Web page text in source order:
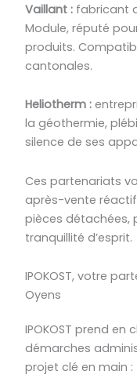
Vaillant : fabricant
Module, réputé
produits.
cantonales.
Heliotherm :
la géothermie,
silence de ses
Ces partenariats
après-vente
pièces détachées,
tranquillité d’esprit.
IPOKOST, votre
Oyens
IPOKOST prend en
démarches
projet clé en main :